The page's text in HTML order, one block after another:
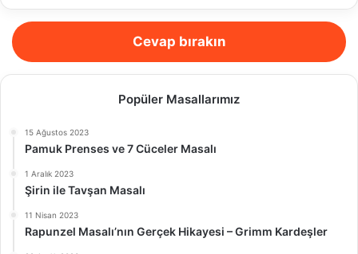
Cevap bırakın
Popüler Masallarımız
15 Ağustos 2023
Pamuk Prenses ve 7 Cüceler Masalı
1 Aralık 2023
Şirin ile Tavşan Masalı
11 Nisan 2023
Rapunzel Masalı’nın Gerçek Hikayesi – Grimm Kardeşler